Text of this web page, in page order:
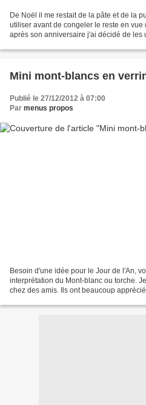
De Noël il me restait de la pâte et de la
utiliser avant de congeler le reste en vue
après son anniversaire j'ai décidé de les
Mini mont-blancs en
Publié le 27/12/2012 à 07:00
Par menus propos
Besoin d'une idée pour le Jour de l'An,
interprétation du Mont-blanc ou torche.
chez des amis. Ils ont beaucoup